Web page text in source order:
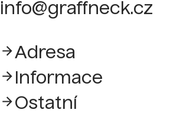
info@graffneck.cz
Adresa
Informace
Ostatní